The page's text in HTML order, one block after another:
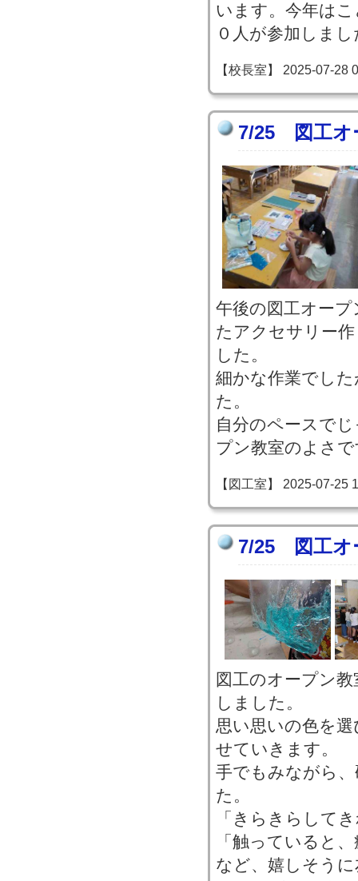
います。今年は
０人が参加しまし
【校長室】 2025-07-28
7/25 図工オ
午後の図工オー
たアクセサリー
した。
細かな作業でし
た。
自分のペースで
プン教室のよさ
【図工室】 2025-07-25
7/25 図工オ
図工のオープン
しました。
思い思いの色を
せていきます。
手でもみながら
た。
「きらきらして
「触っていると
など、嬉しそう